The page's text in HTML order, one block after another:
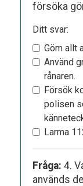
försöka
Ditt svar:
Göm allt
Använd
rånaren.
Försök
polisen
Larma
Fråga: 4.
används